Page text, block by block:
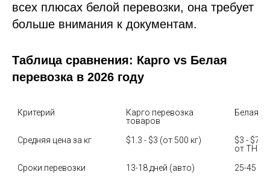
всех плюсах белой перевозки, она требует
больше внимания к документам.
Таблица сравнения: Карго vs Белая
перевозка в 2026 году
Критерий
Карго перевозка
товаров
Белая
Средняя цена за кг $1.3 - $3 (от 500 кг)
$3 - $7
от ТН
Сроки перевозки
13-18 дней (авто) 25-45